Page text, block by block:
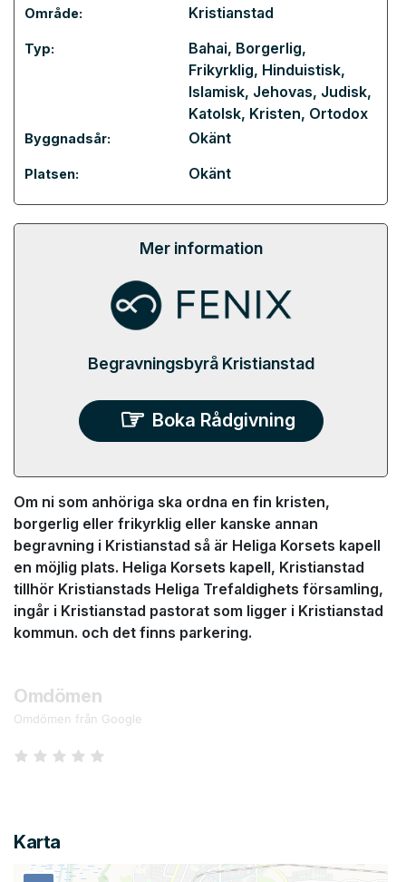
Område: Kristianstad
Typ: Bahai, Borgerlig,
Frikyrklig, Hinduistisk,
Islamisk, Jehovas, Judisk,
Katolsk, Kristen, Ortodox
Byggnadsår: Okänt
Platsen: Okänt
Mer information
Begravningsbyrå Kristianstad
Boka Rådgivning
Om ni som anhöriga ska ordna en fin kristen,
borgerlig eller frikyrklig eller kanske annan
begravning i Kristianstad så är Heliga Korsets kapell
en möjlig plats. Heliga Korsets kapell, Kristianstad
tillhör Kristianstads Heliga Trefaldighets församling,
ingår i Kristianstad pastorat som ligger i Kristianstad
kommun. och det finns parkering.
Omdömen
Omdömen från Google
Karta